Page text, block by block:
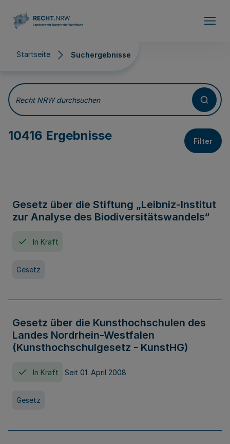
Startseite Suchergebnisse
Suchergebnisse
Recht NRW durchsuchen
10416 Ergebnisse Filter
Gesetz über die Stiftung „Leibniz-Institut
zur Analyse des Biodiversitätswandels“
In Kraft
Gesetz
Gesetz über die Kunsthochschulen des
Landes Nordrhein-Westfalen
(Kunsthochschulgesetz - KunstHG)
In Kraft Seit 01. April 2008
Gesetz